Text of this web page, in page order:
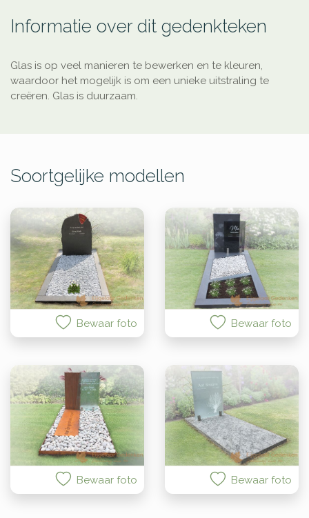
Informatie over dit gedenkteken
Glas is op veel manieren te bewerken en te kleuren,
waardoor het mogelijk is om een unieke uitstraling te
creëren. Glas is duurzaam.
Soortgelijke modellen
Bewaar foto Bewaar foto
Bewaar foto Bewaar foto